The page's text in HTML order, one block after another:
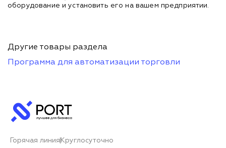
оборудование и установить его на вашем предприятии.
Другие товары раздела
Программа для автоматизации торговли
Горячая линия Круглосуточно